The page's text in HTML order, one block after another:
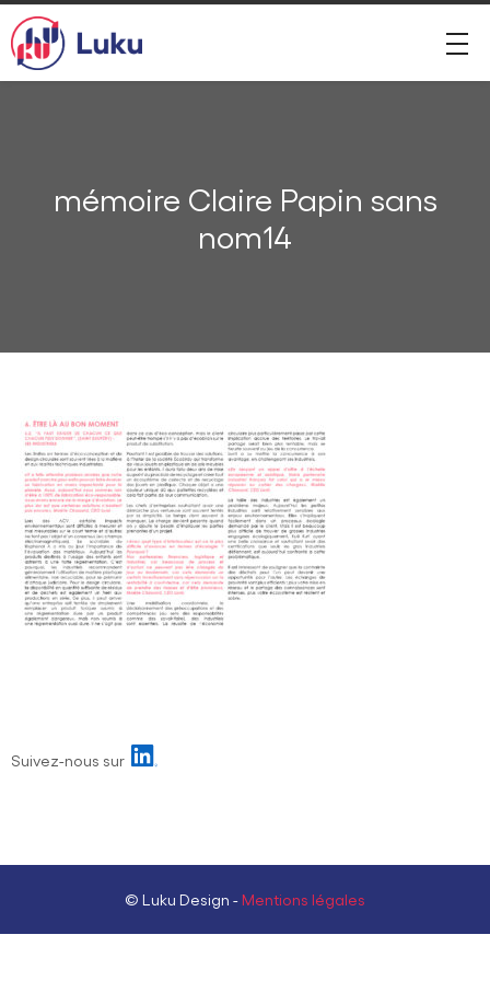
mémoire Claire Papin sans
nom14
Suivez-nous sur
© Luku Design - Mentions légales